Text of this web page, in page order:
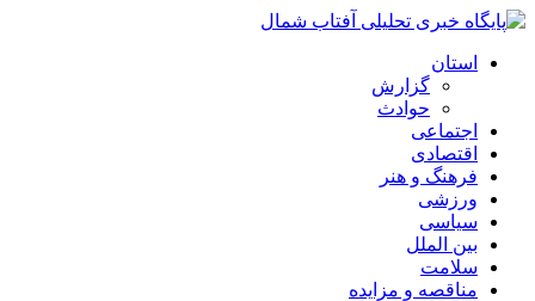
استان
گزارش
حوادث
اجتماعی
اقتصادی
فرهنگ و هنر
ورزشی
سیاسی
بین الملل
سلامت
مناقصه و مزایده